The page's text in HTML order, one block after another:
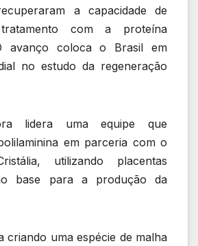
a capacidade de
com a proteína
avanço coloca o Brasil em
no estudo da regeneração
lidera uma equipe que
em parceria com o
, utilizando placentas
base para a produção da
criando uma espécie de malha